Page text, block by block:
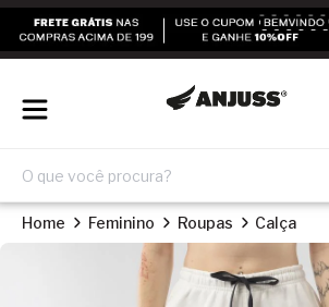
Home Feminino Roupas Calça